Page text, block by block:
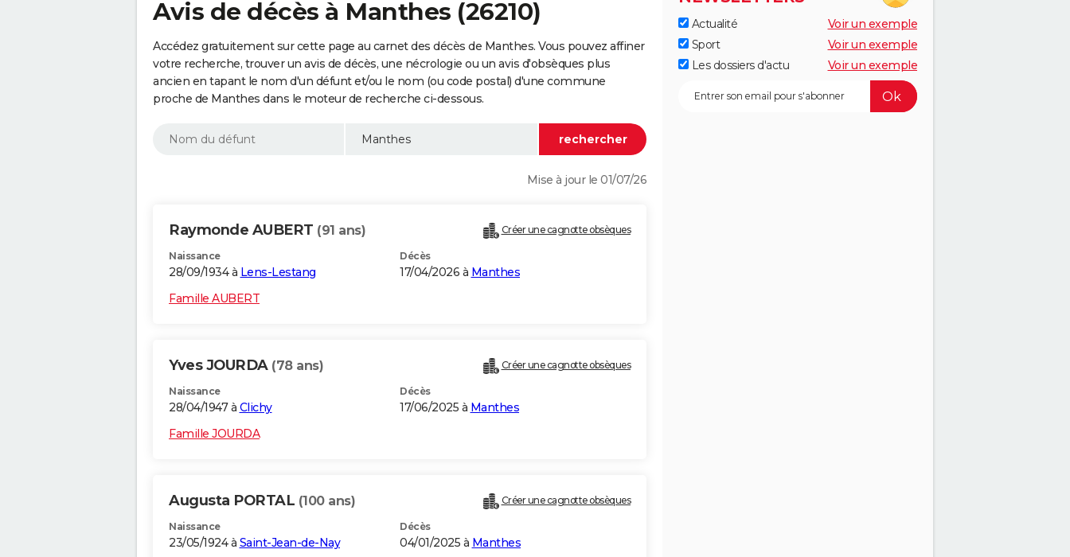
Avis de décès à Manthes (26210)
Accédez gratuitement sur cette page au carnet des décès de Manthes. Vous pouvez affiner
votre recherche, trouver un avis de décès, une nécrologie ou un avis d'obsèques plus
ancien en tapant le nom d'un défunt et/ou le nom (ou code postal) d'une commune
proche de Manthes dans le moteur de recherche ci-dessous.
Mise à jour le 01/07/26
Raymonde AUBERT (91 ans) Créer une cagnotte obsèques
Naissance
28/09/1934 à Lens-Lestang
Décès
17/04/2026 à Manthes
Famille AUBERT
Yves JOURDA (78 ans) Créer une cagnotte obsèques
Naissance
28/04/1947 à Clichy
Décès
17/06/2025 à Manthes
Famille JOURDA
Augusta PORTAL (100 ans) Créer une cagnotte obsèques
Naissance
23/05/1924 à Saint-Jean-de-Nay
Décès
04/01/2025 à Manthes
Actualité
Voir un exemple
Sport
Voir un exemple
Les dossiers d'actu
Voir un exemple